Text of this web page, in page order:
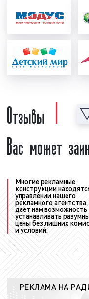
Екатеринбурге?
этапов:
создание и
перед тем,
быть
и создан в
условия
информацию,
После
проверяется
ФЗ «О
юристами
Отзывы
Вас может
Многие рекламные
конструкции
управлении нашего
рекламного
дает нам возможность
устанавливать
цены без лишних
и условий.
РЕКЛАМА НА